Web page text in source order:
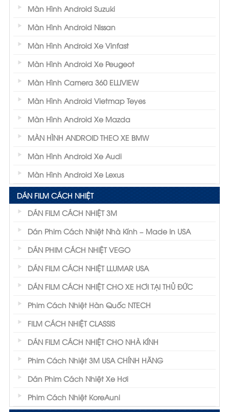
Màn Hình Android Suzuki
Màn Hình Android Nissan
Màn Hình Android Xe Vinfast
Màn Hình Android Xe Peugeot
Màn Hình Camera 360 ELLIVIEW
Màn Hình Android Vietmap Teyes
Màn Hình Android Xe Mazda
MÀN HÌNH ANDROID THEO XE BMW
Màn Hình Android Xe Audi
Màn Hình Android Xe Lexus
DÁN FILM CÁCH NHIỆT
DÁN FILM CÁCH NHIỆT 3M
Dán Phim Cách Nhiệt Nhà Kính – Made In USA
DÁN PHIM CÁCH NHIỆT VEGO
DÁN FILM CÁCH NHIỆT LLUMAR USA
DÁN FILM CÁCH NHIỆT CHO XE HƠI TẠI THỦ ĐỨC
Phim Cách Nhiệt Hàn Quốc NTECH
FILM CÁCH NHIỆT CLASSIS
DÁN FILM CÁCH NHIỆT CHO NHÀ KÍNH
Phim Cách Nhiệt 3M USA CHÍNH HÃNG
Dán Phim Cách Nhiệt Xe Hơi
Phim Cách Nhiệt KoreAuni